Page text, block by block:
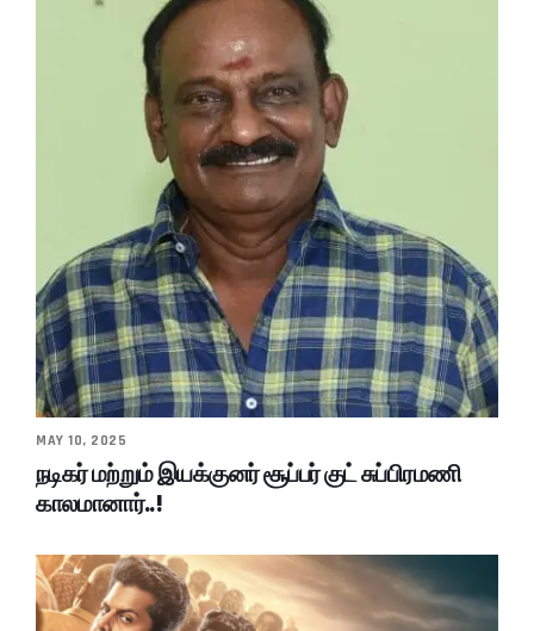
MAY 10, 2025
நடிகர் மற்றும் இயக்குனர் சூப்பர் குட் சுப்பிரமணி
காலமானார்..!